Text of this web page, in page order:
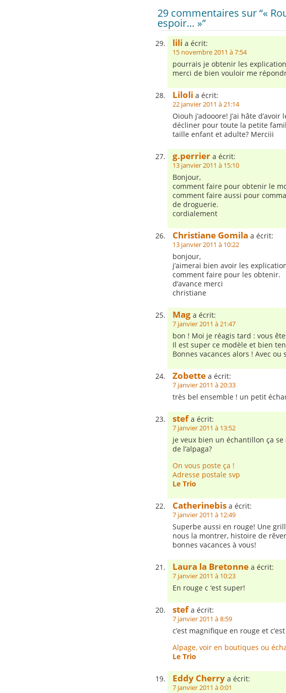
29 commentaires sur “«
espoir… »”
lili a écrit:
15 novembre 2011 à 7:54
pourrais je obtenir les
merci de bien vouloir me
Liloli a écrit:
22 janvier 2011 à 21:14
Oiouh j’adooore! J’ai hâte
décliner pour toute la petite
taille enfant et adulte? Merciii
g.perrier a écrit:
13 janvier 2011 à 15:10
Bonjour,
comment faire pour obtenir le
comment faire aussi pour
de droguerie.
cordialement
Christiane Gomila a écrit:
13 janvier 2011 à 10:22
bonjour,
j’aimerai bien avoir les
comment faire pour les obtenir.
d’avance merci
christiane
Mag a écrit:
7 janvier 2011 à 21:47
bon ! Moi je réagis tard : vous
Il est super ce modèle et bien
Bonnes vacances alors ! Avec ou
Zobette a écrit:
7 janvier 2011 à 20:33
très bel ensemble ! un petit
stefa écrit:
7 janvier 2011 à 13:52
je veux bien un échantillon ça
de l’alpaga?
On vous poste ça !
Adresse postale svp
Le Trio
Catherinebis a écrit:
7 janvier 2011 à 12:49
Superbe aussi en rouge! Une
nous la montrer, histoire de
bonnes vacances à vous!
Laura la Bretonne a écrit:
7 janvier 2011 à 10:23
En rouge c ‘est super!
stefa écrit:
7 janvier 2011 à 8:59
c’est magnifique en rouge et
Alpage, voir en boutiques ou
Le Trio
Eddy Cherry a écrit:
7 janvier 2011 à 0:01